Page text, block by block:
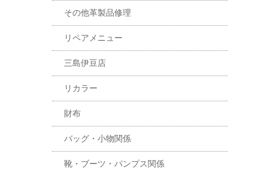
その他革製品修理
リペアメニュー
三島伊豆店
リカラー
財布
バッグ・小物関係
靴・ブーツ・パンプス関係